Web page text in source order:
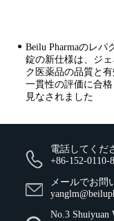
Beilu Pharmaのレパ
錠の新仕様は、ジェ
ク医薬品の品質と
一貫性の評価に合格
見なされました
電話してくだ
+86-152-0110-
メールでお問
No.3 Shuiyuan